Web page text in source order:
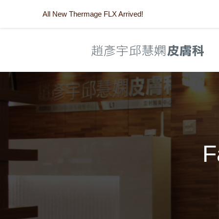
All New Thermage FLX Arrived!